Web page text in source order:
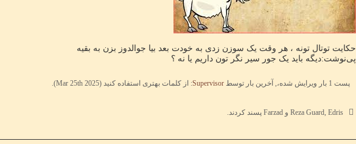
حکایت توتال تونه ، هر وقت یک سوزن زدی به خودت بعد بیا جوالدوز بزن به بقیه
پی‌نوشت:دیگه باید یک جور سیر نگر تون داریم یا نه ؟
پست 1 بار ویرایش شده،, آخرین بار توسط Supervisor: از کلمات بهتری‌ استفاده کنید (Mar 25th 2025
).
Reza Guard, Edris و Farzad پسند کردند.